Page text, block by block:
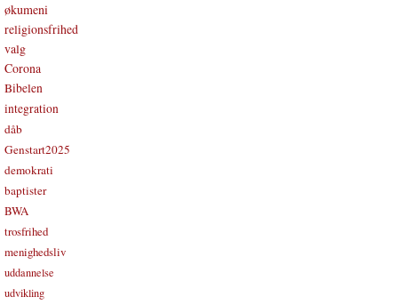
økumeni
religionsfrihed
valg
Corona
Bibelen
integration
dåb
Genstart2025
demokrati
baptister
BWA
trosfrihed
menighedsliv
uddannelse
udvikling